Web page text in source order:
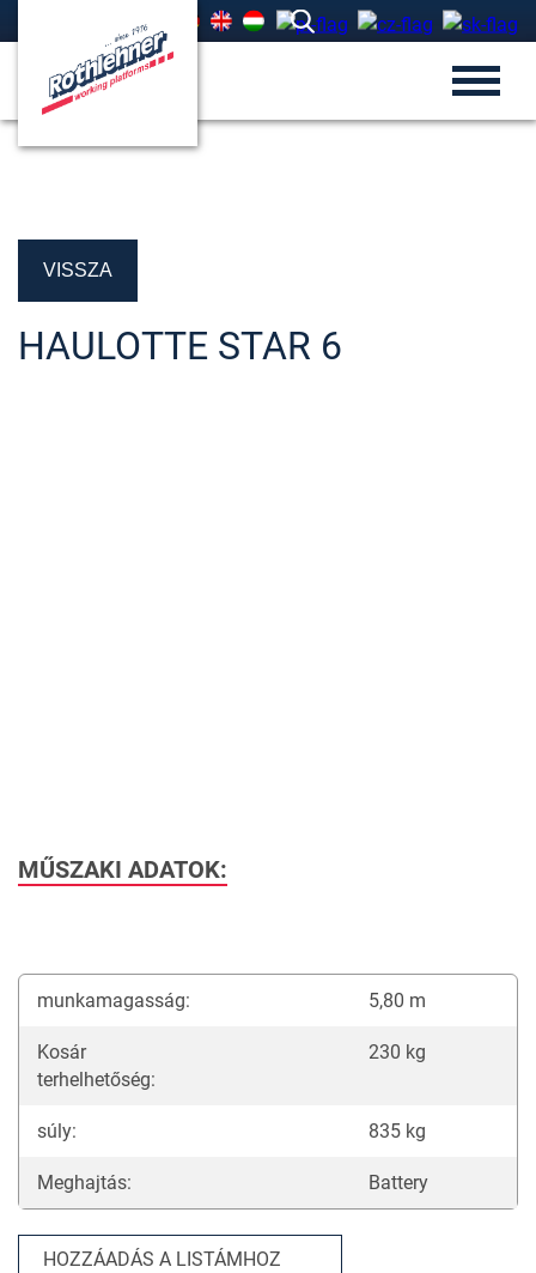
VISSZA
HAULOTTE STAR 6
MŰSZAKI ADATOK:
munkamagasság: 5,80 m
Kosár
terhelhetőség:
230 kg
súly: 835 kg
Meghajtás: Battery
HOZZÁADÁS A LISTÁMHOZ